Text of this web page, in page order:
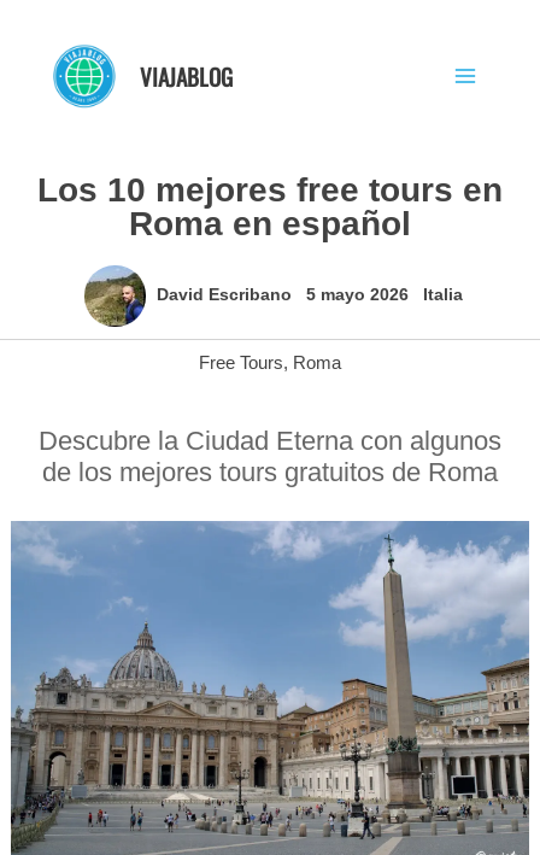
contenido
VIAJABLOG
Los 10 mejores free tours en
Roma en español
David Escribano 5 mayo 2026 Italia
Free Tours, Roma
Descubre la Ciudad Eterna con algunos
de los mejores tours gratuitos de Roma